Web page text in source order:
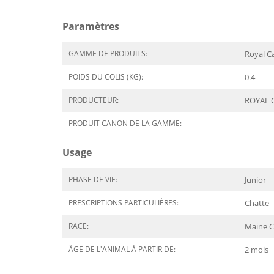
Paramètres
GAMME DE PRODUITS: Royal
POIDS DU COLIS (KG): 0.4
PRODUCTEUR: ROYAL
PRODUIT CANON DE LA GAMME:
Usage
PHASE DE VIE: Junior
PRESCRIPTIONS PARTICULIÈRES: Chatte
RACE: Maine
ÂGE DE L'ANIMAL À PARTIR DE: 2 mois